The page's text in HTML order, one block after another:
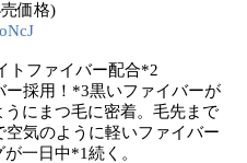
価格)
トファイバー配合*2
ー採用！*3黒いファイバーが
にまつ毛に密着。毛先まで
気のように軽いファイバー
一日中*1続く。